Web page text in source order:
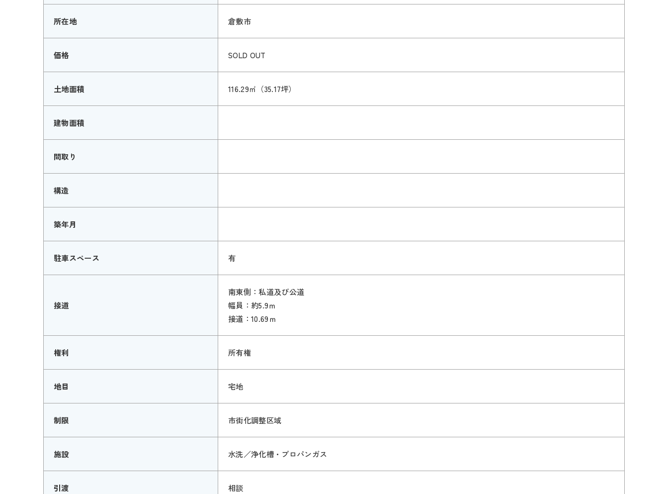
所在地 倉敷市
価格 SOLD OUT
土地面積 116.29㎡（35.17坪）
建物面積
間取り
構造
築年月
駐車スペース 有
接道
南東側：私道及び公道
幅員：約5.9ｍ
接道：10.69ｍ
権利 所有権
地目 宅地
制限 市街化調整区域
施設 水洗／浄化槽・プロパンガス
引渡 相談